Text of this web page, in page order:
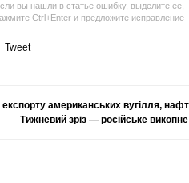
вы нашли в статье ошибку, выделите ее,
Ctrl+Enter и предложите исправление
Tweet
американських вугілля,
Тижневий зріз — російське